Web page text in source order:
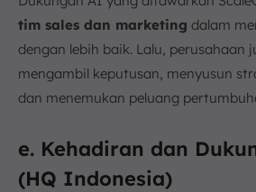
tim sales dan marketing dalam
dengan lebih baik. Lalu, perusahaan
mengambil keputusan, menyusun
dan menemukan peluang
e. Kehadiran dan
(HQ Indonesia)